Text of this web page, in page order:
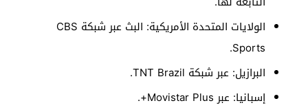
الولايات المتحدة الأمريكية: البث عبر شبكة CBS
Sports.
البرازيل: عبر شبكة TNT Brazil.
إسبانيا: عبر Movistar Plus+.